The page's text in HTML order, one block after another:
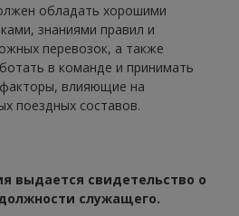
обладать хорошими
знаниями правил и
перевозок, а также
в команде и принимать
влияющие на
поездных составов.
выдается свидетельство о
служащего.